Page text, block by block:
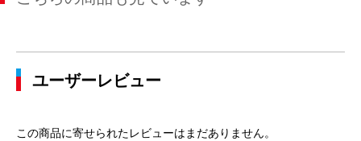
ユーザーレビュー
この商品に寄せられたレビューはまだありません。